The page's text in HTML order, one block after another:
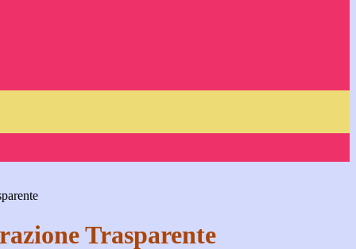
Trasparente